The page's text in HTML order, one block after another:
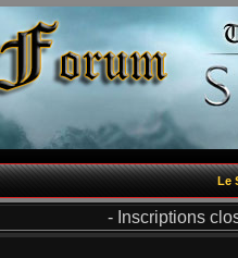
Le
- Inscriptions